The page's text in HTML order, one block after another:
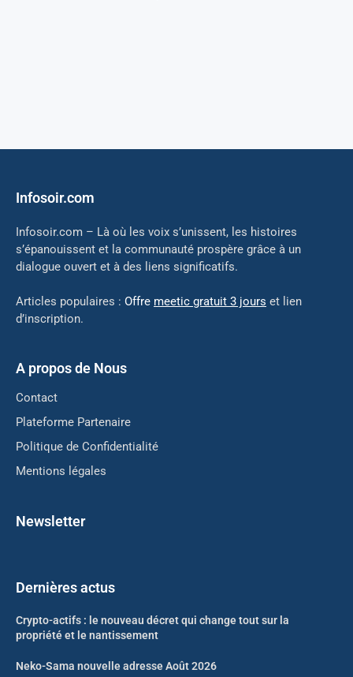
Infosoir.com
Infosoir.com – Là où les voix s’unissent, les histoires
s’épanouissent et la communauté prospère grâce à un
dialogue ouvert et à des liens significatifs.
Articles populaires : Offre meetic gratuit 3 jours et lien
d’inscription.
A propos de Nous
Contact
Plateforme Partenaire
Politique de Confidentialité
Mentions légales
Newsletter
Dernières actus
Crypto-actifs : le nouveau décret qui change tout sur la
propriété et le nantissement
Neko-Sama nouvelle adresse Août 2026